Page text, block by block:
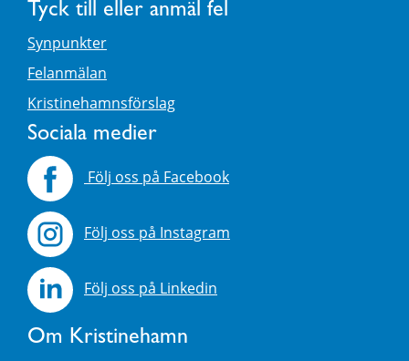
Tyck till eller anmäl fel
Synpunkter
Felanmälan
Kristinehamnsförslag
Sociala medier
Följ oss på Facebook
Följ oss på Instagram
Följ oss på Linkedin
Om Kristinehamn